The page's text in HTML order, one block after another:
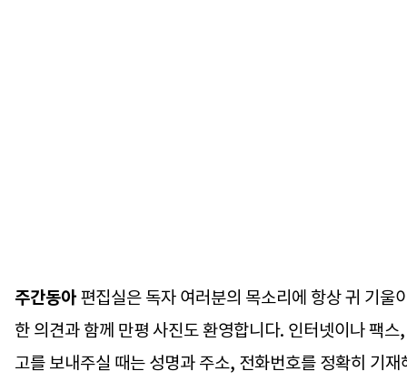
주간동아 편집실은 독자 여러분의 목소리에 항상 귀 기울
한 의견과 함께 만평 사진도 환영합니다. 인터넷이나 팩
고를 보내주실 때는 성명과 주소, 전화번호를 정확히 기